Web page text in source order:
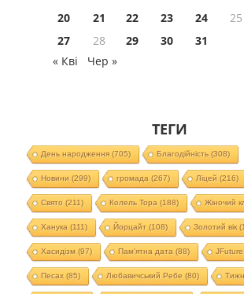
20
21 22 23 24 25
27
28 29 30
31
« Кві
Чер »
ТЕГИ
День народження(705) Благодійність (308)
Новини (299) громада (267) Ліцей (216)
Свято (211) Колель Тора (188) Жіночий
Ханука (111) Йорцайт (108) Золотий вік
Хасидізм (97) Пам'ятна дата (88) JFuture
Песах(85) Любавичський Ребе (80)